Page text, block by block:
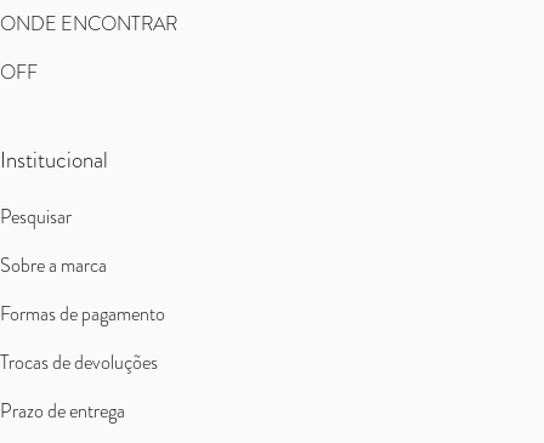
ONDE ENCONTRAR
OFF
Institucional
Pesquisar
Sobre a marca
Formas de pagamento
Trocas de devoluções
Prazo de entrega